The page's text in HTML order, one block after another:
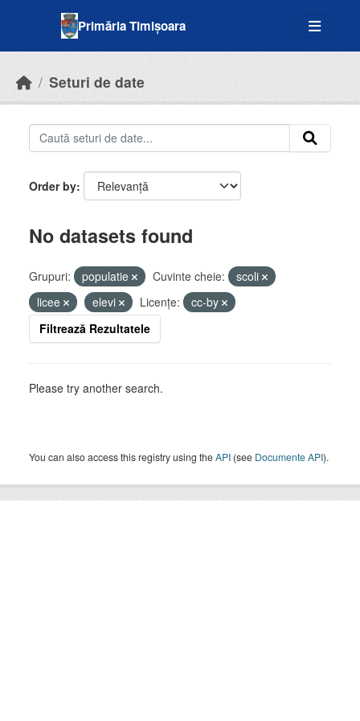
Primăria Timișoara
Seturi de date
Order by
No datasets found
Grupuri: populatie Cuvinte cheie:
scoli
licee
elevi Licenţe:
cc-by
Filtrează Rezultatele
Please try another search.
You can also access this registry using theAPI (see Documente API).